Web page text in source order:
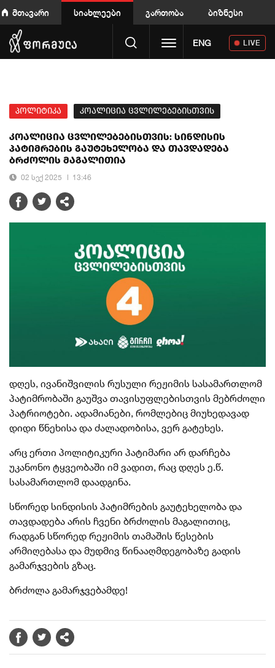
მთავარი სიახლეები გართობა ბიზნესი
Toggle navigation
ENG LIVE
პოლიტიკა კოალიცია ცვლილებებისთვის
კოალიცია ცვლილებებისთვის: სინდისის
პატიმრების გაუტეხელობა და თავდადება
ბრძოლის მაგალითია
02 სექ 2025 13:46
დღეს, ივანიშვილის რუსული რეჟიმის სასამართლომ
პატიმრობაში გაუშვა თავისუფლებისთვის მებრძოლი
პატრიოტები. ადამიანები, რომლებიც მიუხედავად
დიდი წნეხისა და ძალადობისა, ვერ გატეხეს.
არც ერთი პოლიტიკური პატიმარი არ დარჩება
უკანონო ტყვეობაში იმ ვადით, რაც დღეს ე.წ.
სასამართლომ დაადგინა.
სწორედ სინდისის პატიმრების გაუტეხელობა და
თავდადება არის ჩვენი ბრძოლის მაგალითიც,
რადგან სწორედ რეჟიმის თამაშის წესების
არმიღებასა და მუდმივ წინააღმდეგობაზე გადის
გამარჯვების გზაც.
ბრძოლა გამარჯვებამდე!